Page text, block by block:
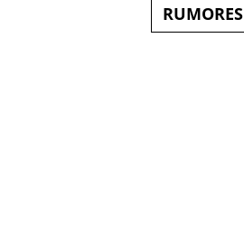
RUMORES